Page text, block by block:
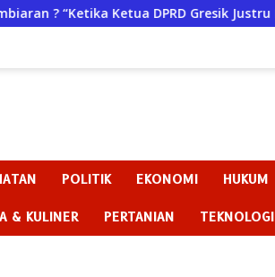
Gresik Justru Menjadi Pemicu Konflik
POLITIK EKONOMI HUKUM
& KULINER PERTANIAN TEKNOLOGI